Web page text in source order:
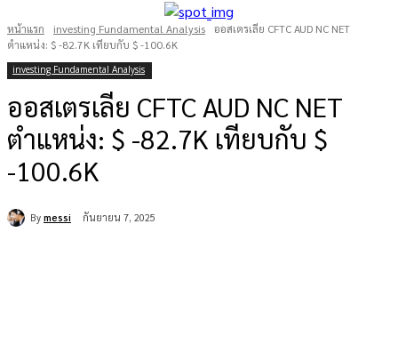
หน้าแรก investing Fundamental Analysis
ออสเตรเลีย CFTC AUD NC NET
ตำแหน่ง: $ -82.7K เทียบกับ $ -100.6K
investing Fundamental Analysis
ออสเตรเลีย CFTC AUD NC NET
ตำแหน่ง: $ -82.7K เทียบกับ $
-100.6K
By messi กันยายน 7, 2025